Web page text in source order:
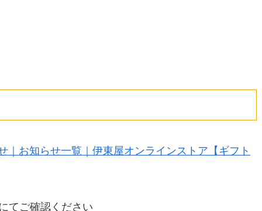
お知らせ一覧｜伊東屋オンラインストア【ギフト
てご確認ください